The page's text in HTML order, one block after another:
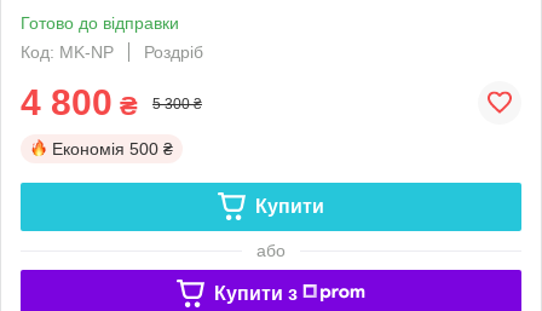
Готово до відправки
Код: MK-NP
Роздріб
4 800 ₴ 5 300 ₴
Економія 500 ₴
Купити
або
Купити з